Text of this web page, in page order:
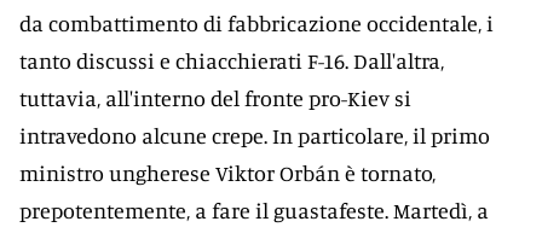
da combattimento di fabbricazione occidentale, i
tanto discussi e chiacchierati F-16. Dall'altra,
tuttavia, all'interno del fronte pro-Kiev si
intravedono alcune crepe. In particolare, il primo
ministro ungherese Viktor Orbán è tornato,
prepotentemente, a fare il guastafeste. Martedì, a